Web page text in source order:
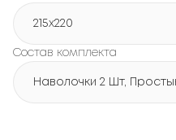
215х220
Состав комплекта
Наволочки 2 Шт,